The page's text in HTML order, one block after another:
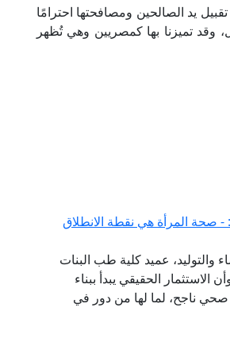
يد الصالحين ومصافحتها احترامًا
وقد تميزنا بها كمصريين وهي تُظهر
- صحة المرأة هي نقطة الانطلاق
والتوليد، عميد كلية طب البنات
الحقيقي يبدأ ببناء
ناجح، لما لها من دور في